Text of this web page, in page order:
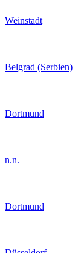
Weinstadt
Belgrad (Serbien)
Dortmund
n.n.
Dortmund